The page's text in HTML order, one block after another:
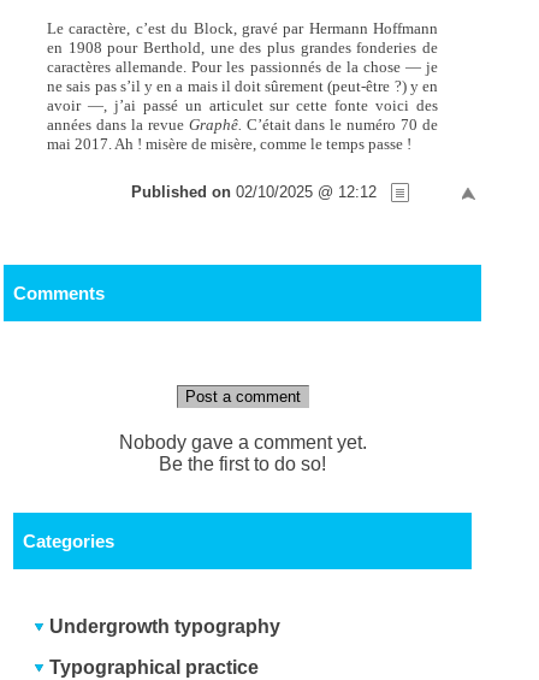
Le caractère, c’est du Block, gravé par Hermann Hoffmann
en 1908 pour Berthold, une des plus grandes fonderies de
caractères allemande. Pour les passionnés de la chose — je
ne sais pas s’il y en a mais il doit sûrement (peut-être ?) y en
avoir —, j’ai passé un articulet sur cette fonte voici des
années dans la revue Graphê. C’était dans le numéro 70 de
mai 2017. Ah ! misère de misère, comme le temps passe !
Published on 02/10/2025 @ 12:12
Comments
Post a comment
Nobody gave a comment yet.
Be the first to do so!
Categories
Undergrowth typography
Typographical practice